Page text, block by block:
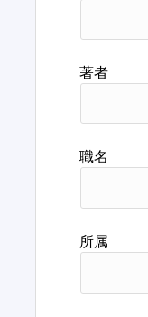
著者
職名
所属